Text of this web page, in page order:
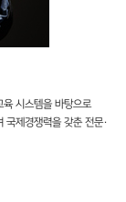
육 시스템을 바탕으로
국제경쟁력을 갖춘 전문·